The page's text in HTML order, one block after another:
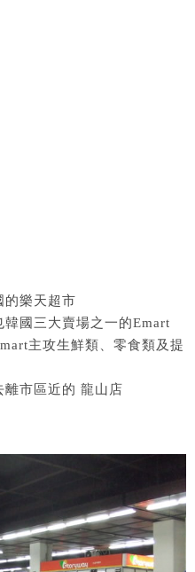
的樂天超市
國三大賣場之一的Emart
主攻生鮮類、零食類及提
離市區近的 龍山店